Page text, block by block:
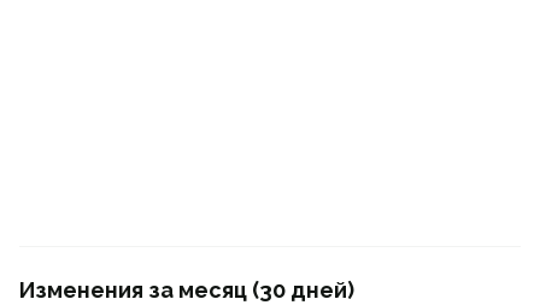
Изменения за месяц (30 дней)